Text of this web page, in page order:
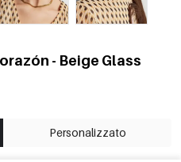
- Beige Glass
Personalizzato